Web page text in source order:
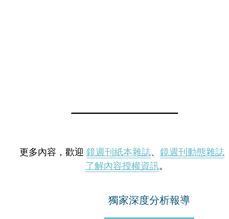
更多內容，歡迎 鏡週刊紙本雜誌、 鏡週刊動態雜誌
了解內容授權資訊。
獨家深度分析報導